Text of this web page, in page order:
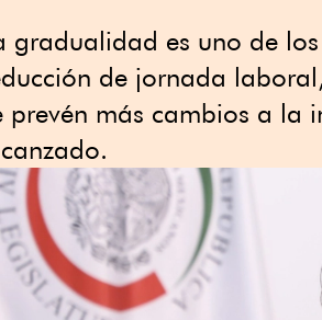
gradualidad es uno de
de jornada
prevén más cambios a la